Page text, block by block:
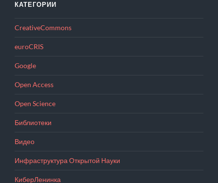
КАТЕГОРИИ
CreativeCommons
euroCRIS
Google
Open Access
Open Science
Библиотеки
Видео
Инфраструктура Открытой Науки
КиберЛенинка